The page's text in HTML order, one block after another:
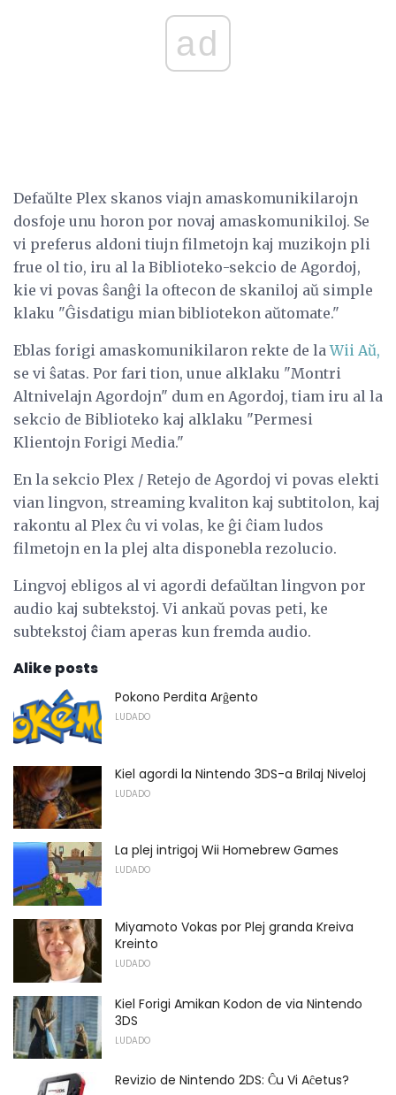
ad
Defaŭlte Plex skanos viajn amaskomunikilarojn
dosfoje unu horon por novaj amaskomunikiloj. Se
vi preferus aldoni tiujn filmetojn kaj muzikojn pli
frue ol tio, iru al la Biblioteko-sekcio de Agordoj,
kie vi povas ŝanĝi la oftecon de skaniloj aŭ simple
klaku "Ĝisdatigu mian bibliotekon aŭtomate."
Eblas forigi amaskomunikilaron rekte de laWii Aŭ,
se vi ŝatas. Por fari tion, unue alklaku "Montri
Altnivelajn Agordojn" dum en Agordoj, tiam iru al la
sekcio de Biblioteko kaj alklaku "Permesi
Klientojn Forigi Media."
En la sekcio Plex / Retejo de Agordoj vi povas elekti
vian lingvon, streaming kvaliton kaj subtitolon, kaj
rakontu al Plex ĉu vi volas, ke ĝi ĉiam ludos
filmetojn en la plej alta disponebla rezolucio.
Lingvoj ebligos al vi agordi defaŭltan lingvon por
audio kaj subtekstoj. Vi ankaŭ povas peti, ke
subtekstoj ĉiam aperas kun fremda audio.
Alike posts
Pokono Perdita Arĝento
LUDADO
Kiel agordi la Nintendo 3DS-a Brilaj Niveloj
LUDADO
La plej intrigoj Wii Homebrew Games
LUDADO
Miyamoto Vokas por Plej granda Kreiva
Kreinto
LUDADO
Kiel Forigi Amikan Kodon de via Nintendo
3DS
LUDADO
Revizio de Nintendo 2DS: Ĉu Vi Aĉetus?